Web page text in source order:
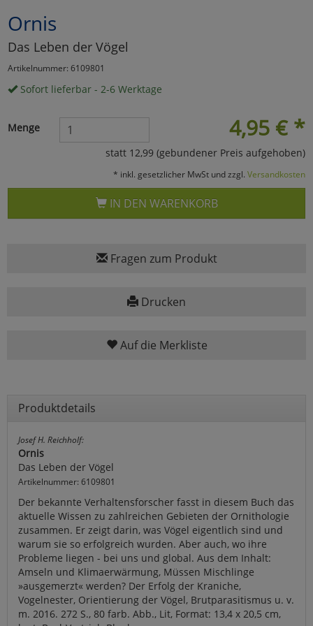
Ornis
Das Leben der Vögel
Artikelnummer: 6109801
Sofort lieferbar - 2-6 Werktage
4,95 € *
Menge
statt 12,99 (gebundener Preis aufgehoben)
* inkl. gesetzlicher MwSt und zzgl. Versandkosten
IN DEN WARENKORB
Fragen zum Produkt
Drucken
Auf die Merkliste
Produktdetails
Josef H. Reichholf:
Ornis
Das Leben der Vögel
Artikelnummer: 6109801
Der bekannte Verhaltensforscher fasst in diesem Buch das
aktuelle Wissen zu zahlreichen Gebieten der Ornithologie
zusammen. Er zeigt darin, was Vögel eigentlich sind und
warum sie so erfolgreich wurden. Aber auch, wo ihre
Probleme liegen - bei uns und global. Aus dem Inhalt:
Amseln und Klimaerwärmung, Müssen Mischlinge
»ausgemerzt« werden? Der Erfolg der Kraniche,
Vogelnester, Orientierung der Vögel, Brutparasitismus u. v.
m. 2016. 272 S., 80 farb. Abb., Lit, Format: 13,4 x 20,5 cm,
Marketing
Umfragetools
Cookies
Alle Akzeptieren
Cookies
Einstellungen speichern
zurückzu Haupptseite